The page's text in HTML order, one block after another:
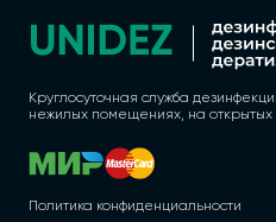
Круглосуточная служба
нежилых помещениях, на открытых
Политика конфиденциальности